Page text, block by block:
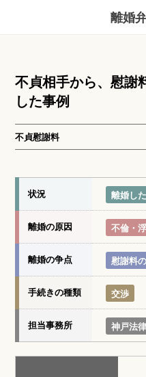
離婚
不貞相手から、慰謝
した事例
不貞慰謝料
状況 離婚し
離婚の原因 不倫・
離婚の争点 慰謝料
手続きの種類 交渉
担当事務所 神戸法